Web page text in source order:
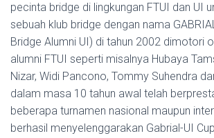
pecinta bridge di lingkungan FTUI dan UI
sebuah klub bridge dengan nama
Bridge Alumni UI) di tahun 2002 dimotori
alumni FTUI seperti misalnya Hubaya
Nizar, Widi Pancono, Tommy Suhendra
dalam masa 10 tahun awal telah
beberapa turnamen nasional maupun
berhasil menyelenggarakan Gabrial-UI